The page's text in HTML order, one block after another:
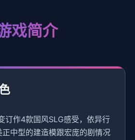
戏简介
订作4款国风SLG感受，依异行
中型的建造模跟宏庞的剧情况